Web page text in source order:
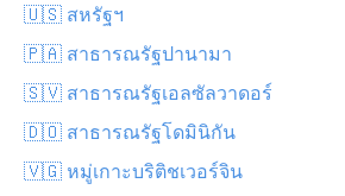
🇺🇸 สหรัฐฯ
🇵🇦 สาธารณรัฐปานามา
🇸🇻 สาธารณรัฐเอลซัลวาดอร์
🇩🇴 สาธารณรัฐโดมินิกัน
🇻🇬 หมู่เกาะบริติชเวอร์จิน